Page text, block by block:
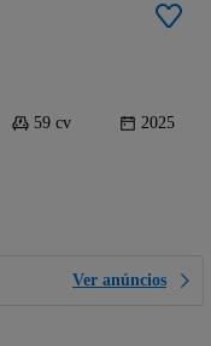
59 cv 2025
Ver anúncios